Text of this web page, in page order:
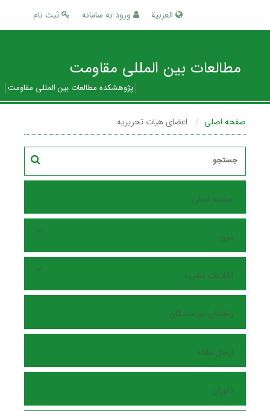
ثبت نام ورود به سامانه العربیة
مطالعات بین المللی مقاومت
پژوهشکده مطالعات بین المللی مقاومت
صفحه اصلی اعضای هیات تحریریه
صفحه اصلی
مرور
اطلاعات نشریه
راهنمای نویسندگان
ارسال مقاله
داوران